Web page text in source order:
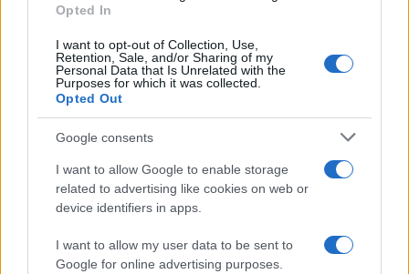
Opted In
I want to opt-out of Collection, Use,
Retention, Sale, and/or Sharing of my
Personal Data that Is Unrelated with the
Purposes for which it was collected.
Opted Out
Google consents
I want to allow Google to enable storage
related to advertising like cookies on web or
device identifiers in apps.
I want to allow my user data to be sent to
Google for online advertising purposes.
F
a
ce
b
o
o
k
T
w
it
te
r
Pi
te
re
st
W
at
s
A
p
p
S
a
re
Articolo precedente